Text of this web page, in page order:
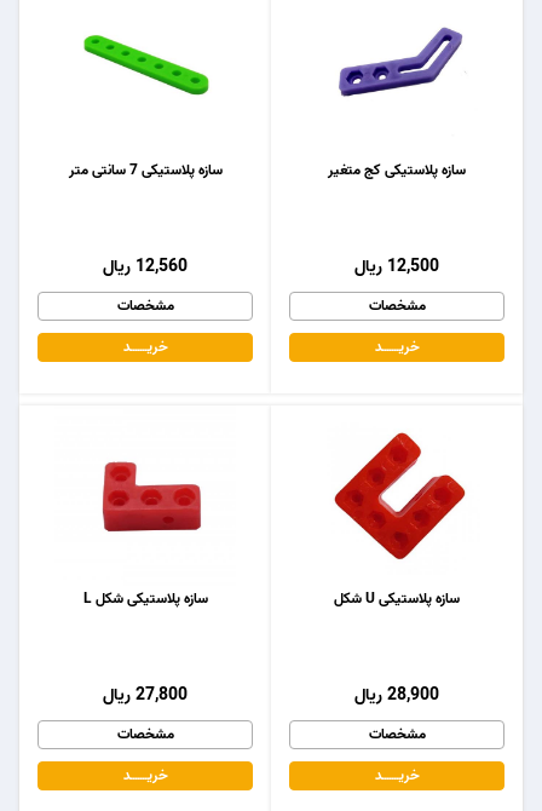
سازه پلاستیکی 7 سانتی متر
12,560 ریال
مشخصات
خریـــــــد
سازه پلاستیکی کج متغیر
12,500 ریال
مشخصات
خریـــــــد
سازه پلاستیکی شکل L
27,800 ریال
مشخصات
خریـــــــد
سازه پلاستیکی U شکل
28,900 ریال
مشخصات
خریـــــــد